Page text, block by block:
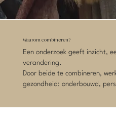
Waarom combineren?
Een onderzoek geeft inzicht,
verandering.
Door beide te combineren,
gezondheid: onderbouwd,